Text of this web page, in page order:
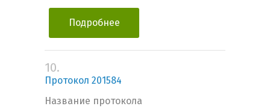
Подробнее
10.
Протокол 201584
Название протокола